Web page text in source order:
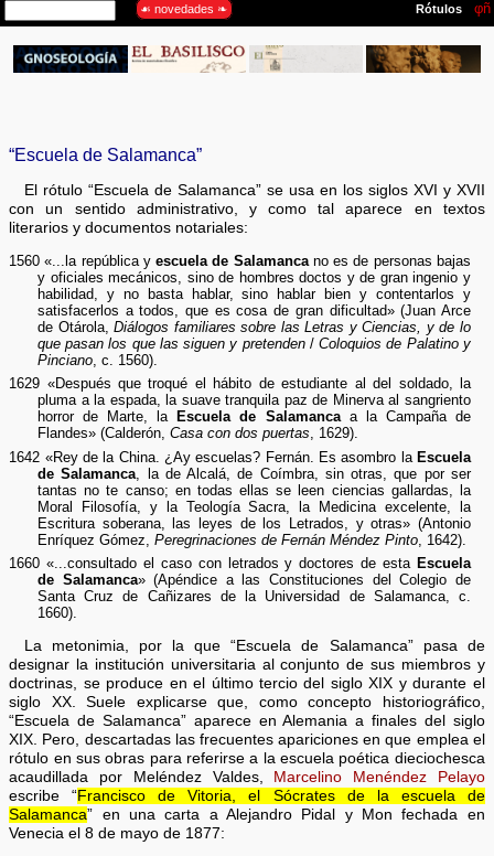
“Escuela de Salamanca”
El rótulo “Escuela de Salamanca” se usa en los siglos XVI y XVII
con un sentido administrativo, y como tal aparece en textos
literarios y documentos notariales:
1560 «...la república yescuela de Salamancano es de personas bajas
y oficiales mecánicos, sino de hombres doctos y de gran ingenio y
habilidad, y no basta hablar, sino hablar bien y contentarlos y
satisfacerlos a todos, que es cosa de gran dificultad» (Juan Arce
de Otárola,Diálogos familiares sobre las Letras y Ciencias, y de lo
que pasan los que las siguen y pretenden/Coloquios de Palatino y
Pinciano, c. 1560).
1629 «Después que troqué el hábito de estudiante al del soldado, la
pluma a la espada, la suave tranquila paz de Minerva al sangriento
horror de Marte, la Escuela de Salamancaa la Campaña de
Flandes» (Calderón, Casa con dos puertas, 1629).
1642 «Rey de la China. ¿Ay escuelas? Fernán. Es asombro la Escuela
de Salamanca , la de Alcalá, de Coímbra, sin otras, que por ser
tantas no te canso; en todas ellas se leen ciencias gallardas, la
Moral Filosofía, y la Teología Sacra, la Medicina excelente, la
Escritura soberana, las leyes de los Letrados, y otras» (Antonio
Enríquez Gómez, Peregrinaciones de Fernán Méndez Pinto, 1642).
1660 «...consultado el caso con letrados y doctores de esta Escuela
de Salamanca» (Apéndice a las Constituciones del Colegio de
Santa Cruz de Cañizares de la Universidad de Salamanca, c.
1660).
La metonimia, por la que “Escuela de Salamanca” pasa de
designar la institución universitaria al conjunto de sus miembros y
doctrinas, se produce en el último tercio del siglo XIX y durante el
siglo XX. Suele explicarse que, como concepto historiográfico,
“Escuela de Salamanca” aparece en Alemania a finales del siglo
XIX. Pero, descartadas las frecuentes apariciones en que emplea el
rótulo en sus obras para referirse a la escuela poética dieciochesca
acaudillada por Meléndez Valdes,
Marcelino Menéndez Pelayo
escribe “Francisco de Vitoria, el Sócrates de la escuela de
Salamanca” en una carta a Alejandro Pidal y Mon fechada en
Venecia el 8 de mayo de 1877: